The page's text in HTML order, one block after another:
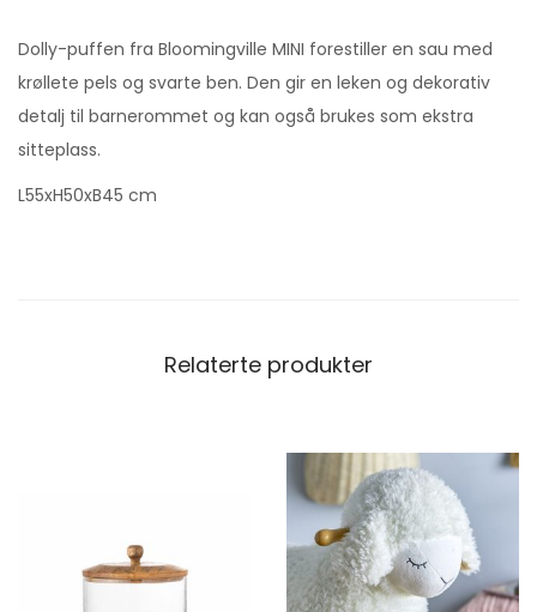
Dolly-puffen fra Bloomingville MINI forestiller en sau med
krøllete pels og svarte ben. Den gir en leken og dekorativ
detalj til barnerommet og kan også brukes som ekstra
sitteplass.
L55xH50xB45 cm
Relaterte produkter